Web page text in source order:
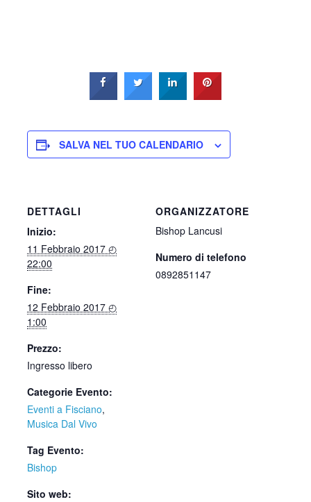
SALVA NEL TUO CALENDARIO
DETTAGLI
Inizio:
11 Febbraio 2017 ◴
22:00
Fine:
12 Febbraio 2017 ◴
1:00
Prezzo:
Ingresso libero
Categorie Evento:
Eventi a Fisciano,
Musica Dal Vivo
Tag Evento:
Bishop
Sito web:
ORGANIZZATORE
Bishop Lancusi
Numero di telefono
0892851147